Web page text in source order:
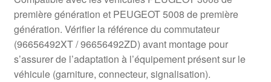
première génération et PEUGEOT 5008 de première
génération. Vérifier la référence du commutateur
(96656492XT / 96656492ZD) avant montage pour
s’assurer de l’adaptation à l’équipement présent sur le
véhicule (garniture, connecteur, signalisation).